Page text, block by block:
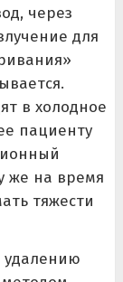
через
для
в холодное
пациенту
же на время
тяжести
удалению